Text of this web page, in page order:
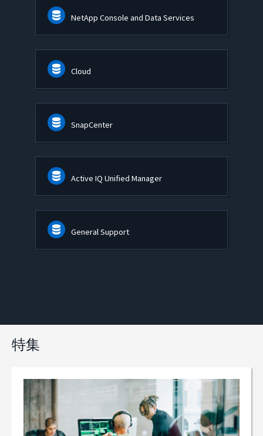
NetApp Console and Data Services
Cloud
SnapCenter
Active IQ Unified Manager
General Support
特集